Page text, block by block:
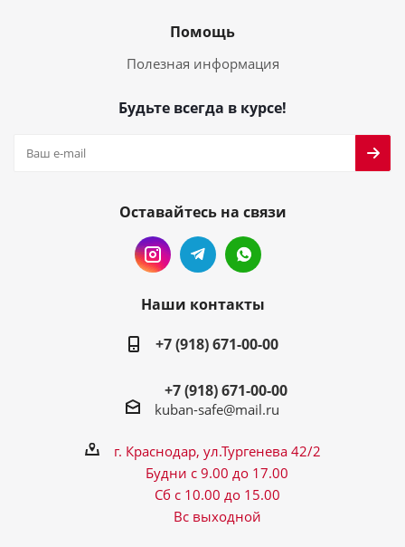
Помощь
Полезная информация
Будьте всегда в курсе!
Оставайтесь на связи
Наши контакты
+7 (918) 671-00-00
+7 (918) 671-00-00
kuban-safe@mail.ru
г. Краснодар, ул.Тургенева 42/2
Будни с 9.00 до 17.00
Сб с 10.00 до 15.00
Вс выходной